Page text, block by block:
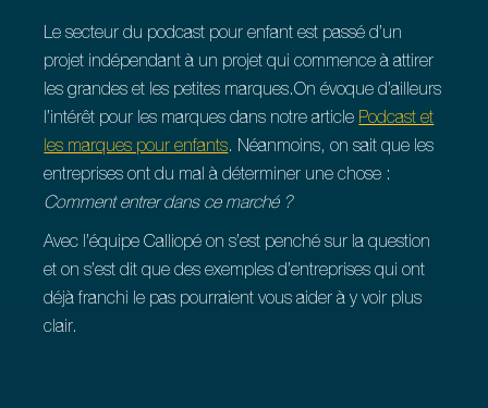
Le secteur du podcast pour enfant est passé d’un
projet indépendant à un projet qui commence à attirer
les grandes et les petites marques.On évoque d’ailleurs
l’intérêt pour les marques dans notre article Podcast et
les marques pour enfants. Néanmoins, on sait que les
entreprises ont du mal à déterminer une chose :
Comment entrer dans ce marché ?
Avec l’équipe Calliopé on s’est penché sur la question
et on s’est dit que des exemples d’entreprises qui ont
déjà franchi le pas pourraient vous aider à y voir plus
clair.